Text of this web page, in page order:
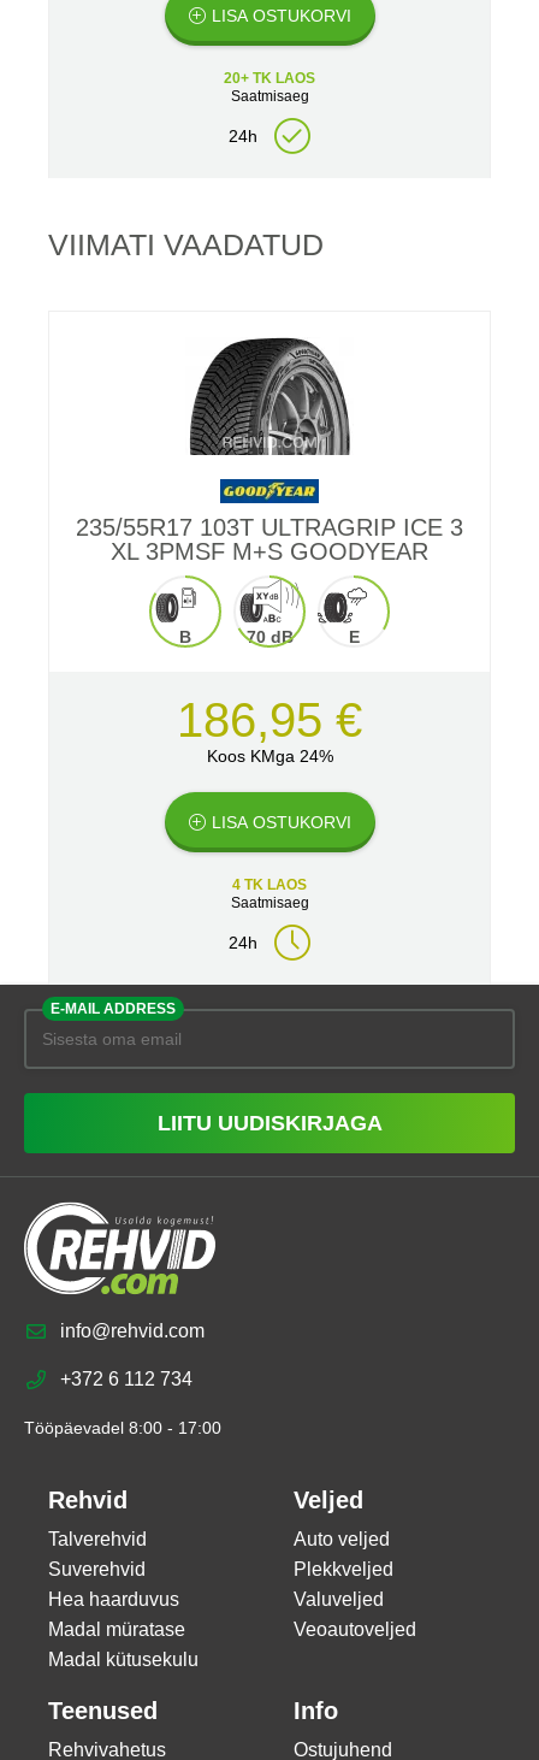
LISA OSTUKORVI
20+ TK LAOS
Saatmisaeg
24h
VIIMATI VAADATUD
235/55R17 103T ULTRAGRIP ICE 3
XL 3PMSF M+S GOODYEAR
B 70 dB E
186,95 €
Koos KMga 24%
LISA OSTUKORVI
4 TK LAOS
Saatmisaeg
24h
E-MAIL ADDRESS
LIITU UUDISKIRJAGA
info@rehvid.com
+372 6 112 734
Tööpäevadel 8:00 - 17:00
Rehvid
Talverehvid
Suverehvid
Hea haarduvus
Madal müratase
Madal kütusekulu
Veljed
Auto veljed
Plekkveljed
Valuveljed
Veoautoveljed
Teenused
Rehvivahetus
Info
Ostujuhend